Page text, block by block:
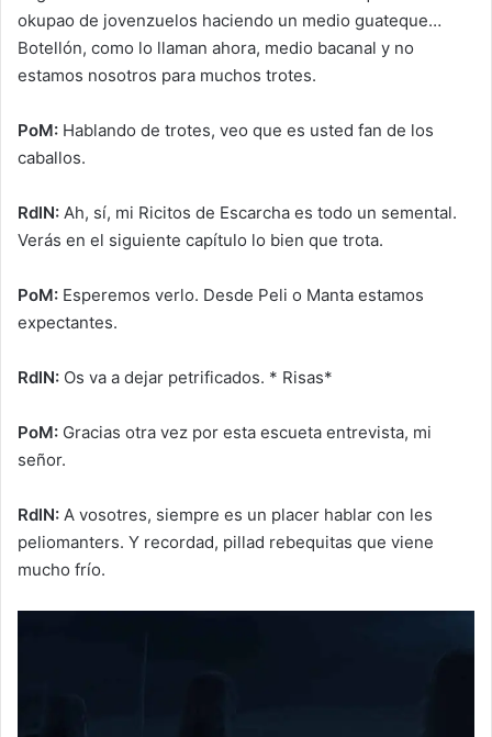
okupao de jovenzuelos haciendo un medio guateque…
Botellón, como lo llaman ahora, medio bacanal y no
estamos nosotros para muchos trotes.
PoM: Hablando de trotes, veo que es usted fan de los
caballos.
RdlN: Ah, sí, mi Ricitos de Escarcha es todo un semental.
Verás en el siguiente capítulo lo bien que trota.
PoM: Esperemos verlo. Desde Peli o Manta estamos
expectantes.
RdlN: Os va a dejar petrificados. * Risas*
PoM: Gracias otra vez por esta escueta entrevista, mi
señor.
RdlN: A vosotres, siempre es un placer hablar con les
peliomanters. Y recordad, pillad rebequitas que viene
mucho frío.